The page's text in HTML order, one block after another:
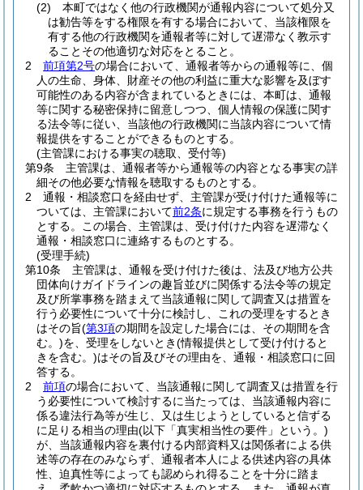
(2)
本町ではなく他の行政機関が通報内容について処分又
は勧告等をする権限を有する場合において、当該権限を
有する他の行政機関を通報者等に対して遅滞なく教示す
ることその他適切な対応をとること。
2
前項第2号の場合において、通報者等からの通報等に、個
人の生命、身体、財産その他の利益に重大な影響を及ぼす
可能性のある内容が含まれているときには、本町は、通報
等に関する秘密保持に留意しつつ、個人情報の保護に関す
る法令等に従い、当該他の行政機関に当該内容について情
報提供をすることができるものとする。
(主管課における事実の聴取、受付等)
第9条
主管課は、通報者等から通報等の内容となる事実の詳
細その他必要な情報を聴取するものとする。
2
通報・相談窓口を経由せず、主管課が受け付けた通報等に
ついては、主管課において前2条に規定する事務を行うもの
とする。
この場合、主管課は、受け付けた内容を遅滞なく
通報・相談窓口に連絡するものとする。
(受理手続)
第10条
主管課は、通報を受け付けた後は、法及び地方公共
団体向けガイドラインの趣旨並びに関係する法令等の規定
及び所掌事務を踏まえて当該通報に関して調査又は措置を
行う必要性について十分に検討し、これの受理をするとき
はその旨(第3項の期間を設定した場合には、その期間を含
む。)を、受理をしないとき(情報提供として受け付けると
きを含む。)はその旨及びその理由を、通報・相談窓口に回
答する。
2
前項の場合において、当該通報に関して調査又は措置を行
う必要性について検討するに当たっては、当該通報内容に
係る違法行為等が生じ、又は生じようとしていると信ずる
に足りる相当の理由(以下「真実相当性の要件」という。)
が、当該通報内容を裏付ける内部資料又は関係者による供
述等の存在のみならず、通報者本人による供述内容の具体
性、迫真性等によっても認められ得ることを十分に踏ま